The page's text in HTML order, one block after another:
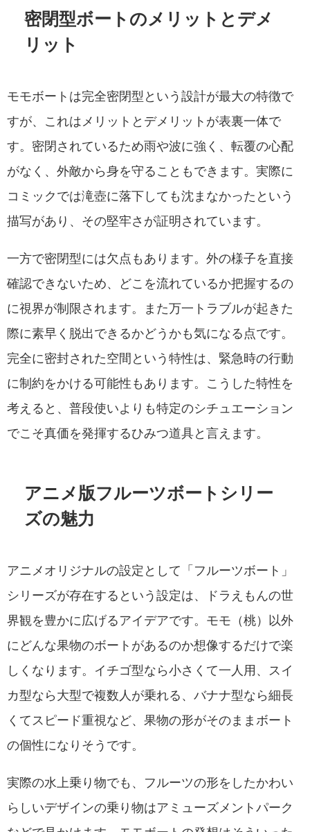
密閉型ボートのメリットとデメ
リット
モモボートは完全密閉型という設計が最大の特徴で
すが、これはメリットとデメリットが表裏一体で
す。密閉されているため雨や波に強く、転覆の心配
がなく、外敵から身を守ることもできます。実際に
コミックでは滝壺に落下しても沈まなかったという
描写があり、その堅牢さが証明されています。
一方で密閉型には欠点もあります。外の様子を直接
確認できないため、どこを流れているか把握するの
に視界が制限されます。また万一トラブルが起きた
際に素早く脱出できるかどうかも気になる点です。
完全に密封された空間という特性は、緊急時の行動
に制約をかける可能性もあります。こうした特性を
考えると、普段使いよりも特定のシチュエーション
でこそ真価を発揮するひみつ道具と言えます。
アニメ版フルーツボートシリー
ズの魅力
アニメオリジナルの設定として「フルーツボート」
シリーズが存在するという設定は、ドラえもんの世
界観を豊かに広げるアイデアです。モモ（桃）以外
にどんな果物のボートがあるのか想像するだけで楽
しくなります。イチゴ型なら小さくて一人用、スイ
カ型なら大型で複数人が乗れる、バナナ型なら細長
くてスピード重視など、果物の形がそのままボート
の個性になりそうです。
実際の水上乗り物でも、フルーツの形をしたかわい
らしいデザインの乗り物はアミューズメントパーク